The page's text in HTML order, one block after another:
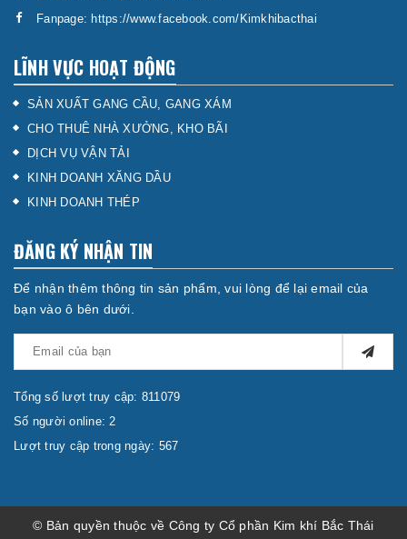
Fanpage: https://www.facebook.com/Kimkhibacthai
LĨNH VỰC HOẠT ĐỘNG
SẢN XUẤT GANG CẦU, GANG XÁM
CHO THUÊ NHÀ XƯỞNG, KHO BÃI
DỊCH VỤ VẬN TẢI
KINH DOANH XĂNG DẦU
KINH DOANH THÉP
ĐĂNG KÝ NHẬN TIN
Để nhận thêm thông tin sản phẩm, vui lòng để lại email của
bạn vào ô bên dưới.
Tổng số lượt truy cập: 811079
Số người online: 2
Lượt truy cập trong ngày: 567
© Bản quyền thuộc về Công ty Cổ phần Kim khí Bắc Thái